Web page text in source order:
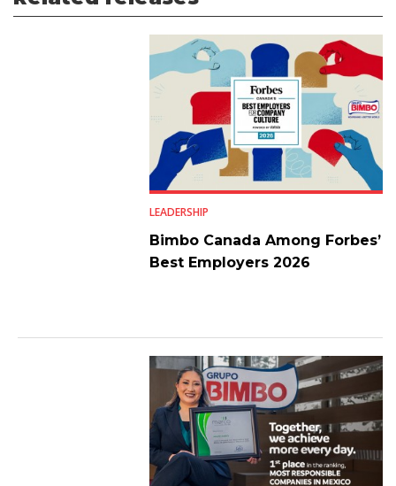
LEADERSHIP
Bimbo Canada Among Forbes’
Best Employers 2026